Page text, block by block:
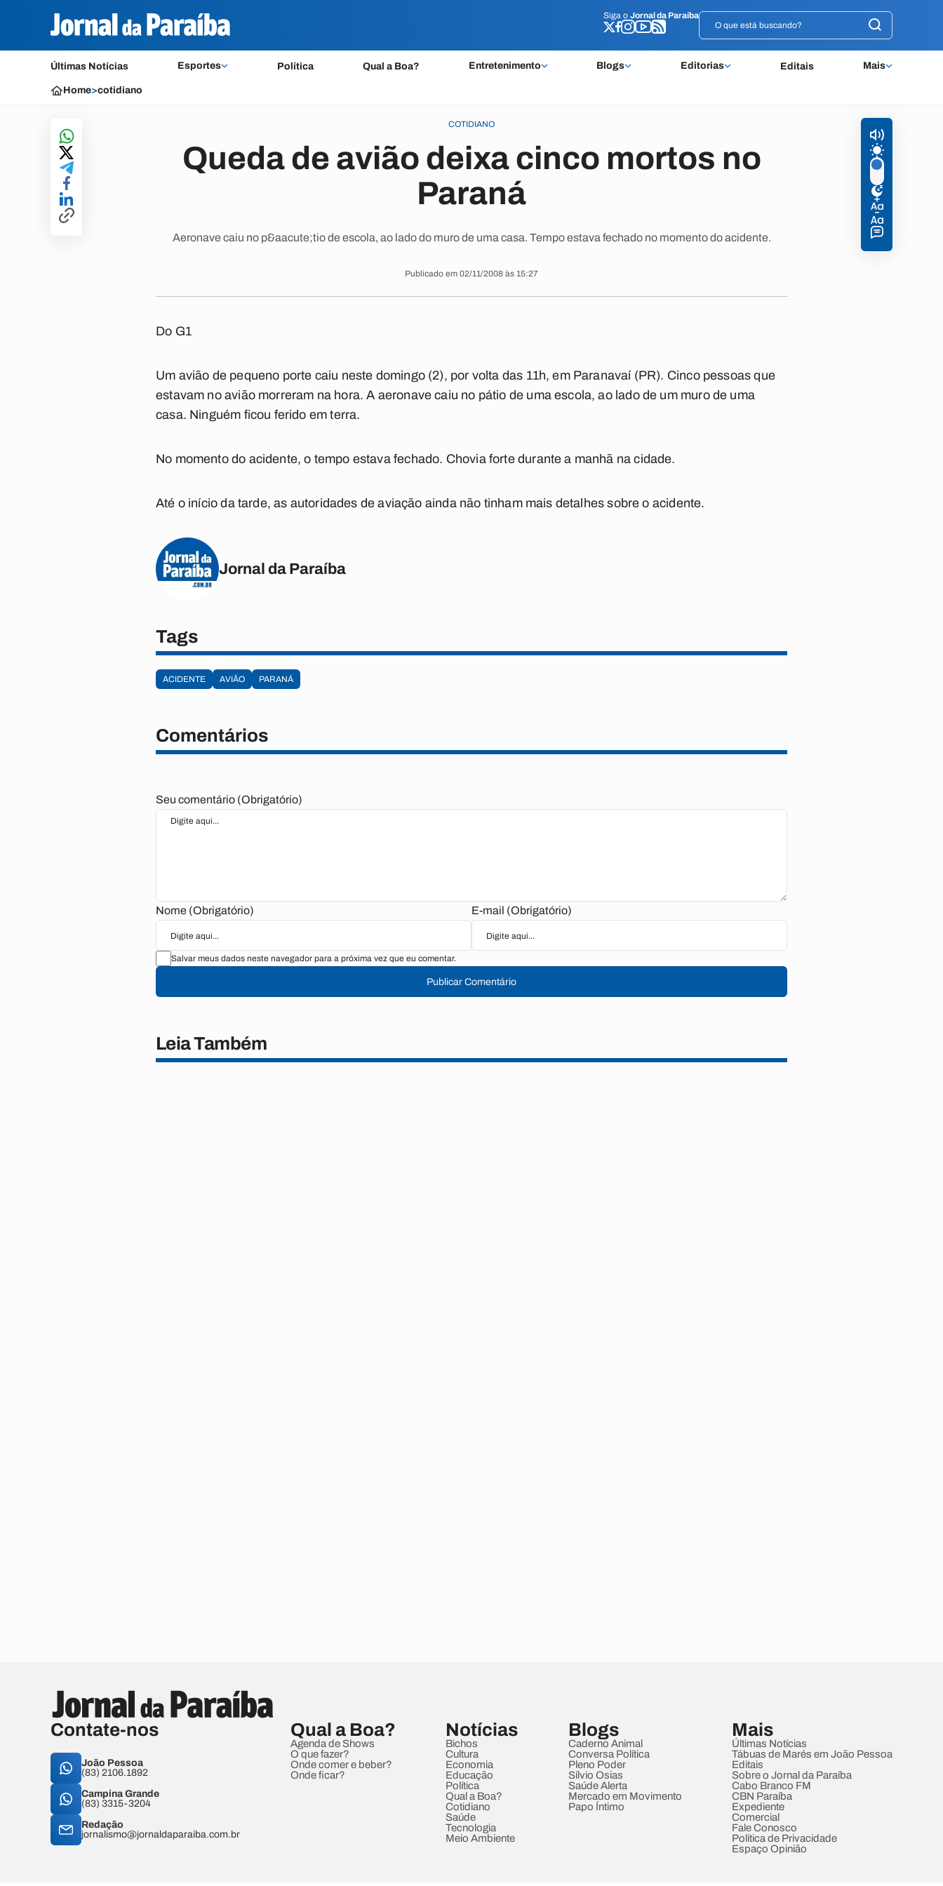
Siga o Jornal da Paraíba
Últimas Notícias Esportes Política Qual a Boa? Entretenimento Blogs Editorias Editais Mais
Siga o Jornal da Paraíba
Home>cotidiano
COTIDIANO
Queda de avião deixa cinco mortos no
Paraná
Aeronave caiu no p&aacute;tio de escola, ao lado do muro de uma casa. Tempo estava fechado no momento do acidente.
Publicado em 02/11/2008 às 15:27
Do G1
Um avião de pequeno porte caiu neste domingo (2), por volta das 11h, em Paranavaí (PR). Cinco pessoas que
estavam no avião morreram na hora. A aeronave caiu no pátio de uma escola, ao lado de um muro de uma
casa. Ninguém ficou ferido em terra.
No momento do acidente, o tempo estava fechado. Chovia forte durante a manhã na cidade.
Até o início da tarde, as autoridades de aviação ainda não tinham mais detalhes sobre o acidente.
Jornal da Paraíba
Tags
ACIDENTE AVIÃO PARANÁ
Comentários
Seu comentário (Obrigatório)
Nome (Obrigatório) E-mail (Obrigatório)
Salvar meus dados neste navegador para a próxima vez que eu comentar.
Publicar Comentário
Leia Também
Contate-nos
João Pessoa
(83) 2106.1892
Campina Grande
(83) 3315-3204
Redação
jornalismo@jornaldaparaiba.com.br
Qual a Boa?
Agenda de Shows
O que fazer?
Onde comer e beber?
Onde ficar?
Notícias
Bichos
Cultura
Economia
Educação
Política
Qual a Boa?
Cotidiano
Saúde
Tecnologia
Meio Ambiente
Blogs
Caderno Animal
Conversa Política
Pleno Poder
Sílvio Osias
Saúde Alerta
Mercado em Movimento
Papo Íntimo
Mais
Últimas Notícias
Tábuas de Marés em João Pessoa
Editais
Sobre o Jornal da Paraíba
Cabo Branco FM
CBN Paraíba
Expediente
Comercial
Fale Conosco
Política de Privacidade
Espaço Opinião